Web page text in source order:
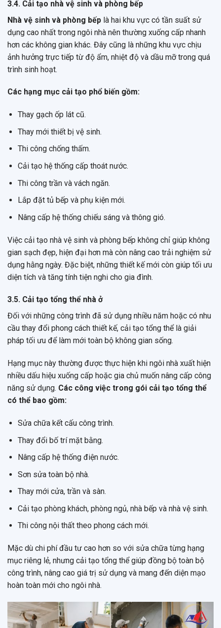
3.4. Cải tạo nhà vệ sinh và phòng bếp
Nhà vệ sinh và phòng bếp là hai khu vực có tần suất sử
dụng cao nhất trong ngôi nhà nên thường xuống cấp nhanh
hơn các không gian khác. Đây cũng là những khu vực chịu
ảnh hưởng trực tiếp từ độ ẩm, nhiệt độ và dầu mỡ trong quá
trình sinh hoạt.
Các hạng mục cải tạo phổ biến gồm:
Thay gạch ốp lát cũ.
Thay mới thiết bị vệ sinh.
Thi công chống thấm.
Cải tạo hệ thống cấp thoát nước.
Thi công trần và vách ngăn.
Lắp đặt tủ bếp và phụ kiện mới.
Nâng cấp hệ thống chiếu sáng và thông gió.
Việc cải tạo nhà vệ sinh và phòng bếp không chỉ giúp không
gian sạch đẹp, hiện đại hơn mà còn nâng cao trải nghiệm sử
dụng hằng ngày. Đặc biệt, những thiết kế mới còn giúp tối ưu
diện tích và tăng tính tiện nghi cho gia đình.
3.5. Cải tạo tổng thể nhà ở
Đối với những công trình đã sử dụng nhiều năm hoặc có nhu
cầu thay đổi phong cách thiết kế, cải tạo tổng thể là giải
pháp tối ưu để làm mới toàn bộ không gian sống.
Hạng mục này thường được thực hiện khi ngôi nhà xuất hiện
nhiều dấu hiệu xuống cấp hoặc gia chủ muốn nâng cấp công
năng sử dụng. Các công việc trong gói cải tạo tổng thể
có thể bao gồm:
Sửa chữa kết cấu công trình.
Thay đổi bố trí mặt bằng.
Nâng cấp hệ thống điện nước.
Sơn sửa toàn bộ nhà.
Thay mới cửa, trần và sàn.
Cải tạo phòng khách, phòng ngủ, nhà bếp và nhà vệ sinh.
Thi công nội thất theo phong cách mới.
Mặc dù chi phí đầu tư cao hơn so với sửa chữa từng hạng
mục riêng lẻ, nhưng cải tạo tổng thể giúp đồng bộ toàn bộ
công trình, nâng cao giá trị sử dụng và mang đến diện mạo
hoàn toàn mới cho ngôi nhà.